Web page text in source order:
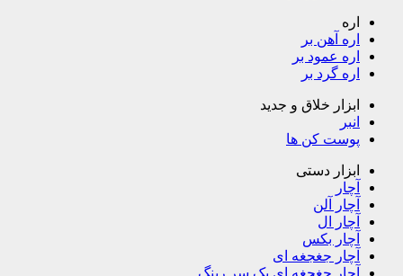
اره
اره آهن بر
اره عمود بر
اره گرد بر
ابزار خلاق و جدید
انبر
پوست کن ها
ابزار دستی
آچار
آچار آلن
آچار ال
آچار بکس
آچار جغجغه ای